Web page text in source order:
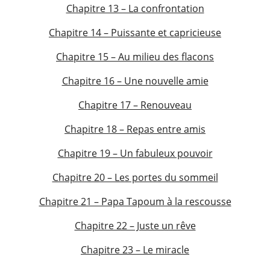
Chapitre 13 – La confrontation
Chapitre 14 – Puissante et capricieuse
Chapitre 15 – Au milieu des flacons
Chapitre 16 – Une nouvelle amie
Chapitre 17 – Renouveau
Chapitre 18 – Repas entre amis
Chapitre 19 – Un fabuleux pouvoir
Chapitre 20 – Les portes du sommeil
Chapitre 21 – Papa Tapoum à la rescousse
Chapitre 22 – Juste un rêve
Chapitre 23 – Le miracle